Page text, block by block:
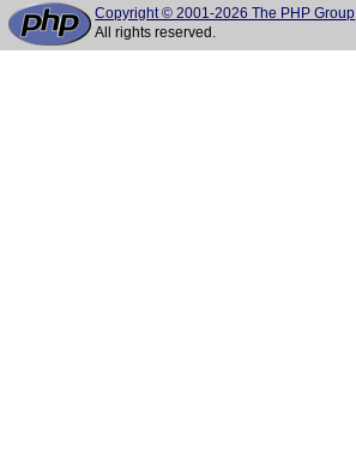
Copyright © 2001-2026 The PHP Group
All rights reserved.